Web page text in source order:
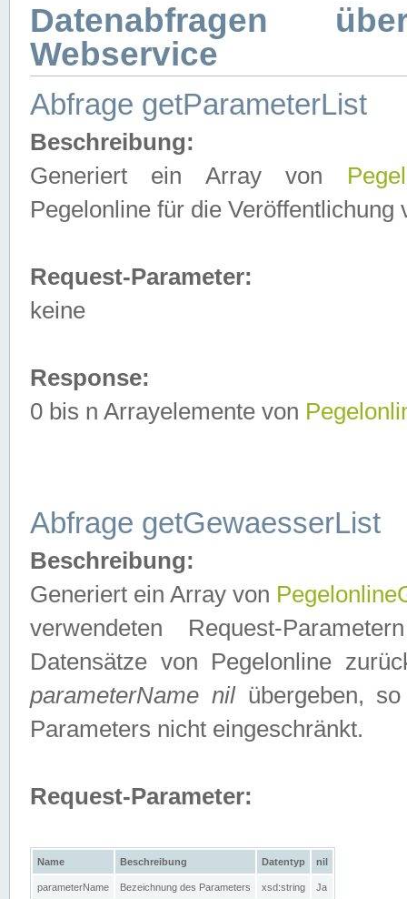
Datenabfragen
Webservice
Abfrage getParameterList
Beschreibung:
Generiert ein Array von
Pegelonline für die Veröffentlichung
Request-Parameter:
keine
Response:
0 bis n Arrayelemente von
Abfrage getGewaesserList
Beschreibung:
Generiert ein Array von
verwendeten Request-
Datensätze von Pegelonline
parameterName nilübergeben, so
Parameters nicht eingeschränkt.
Request-Parameter:
Name Beschreibung Datentyp nil
parameterName Bezeichnung des Parameters xsd:string Ja